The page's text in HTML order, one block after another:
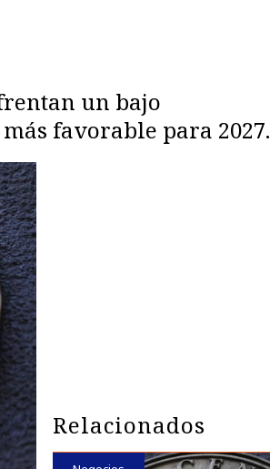
un bajo
favorable para 2027.
Relacionados